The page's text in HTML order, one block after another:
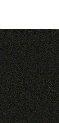
Écosystème